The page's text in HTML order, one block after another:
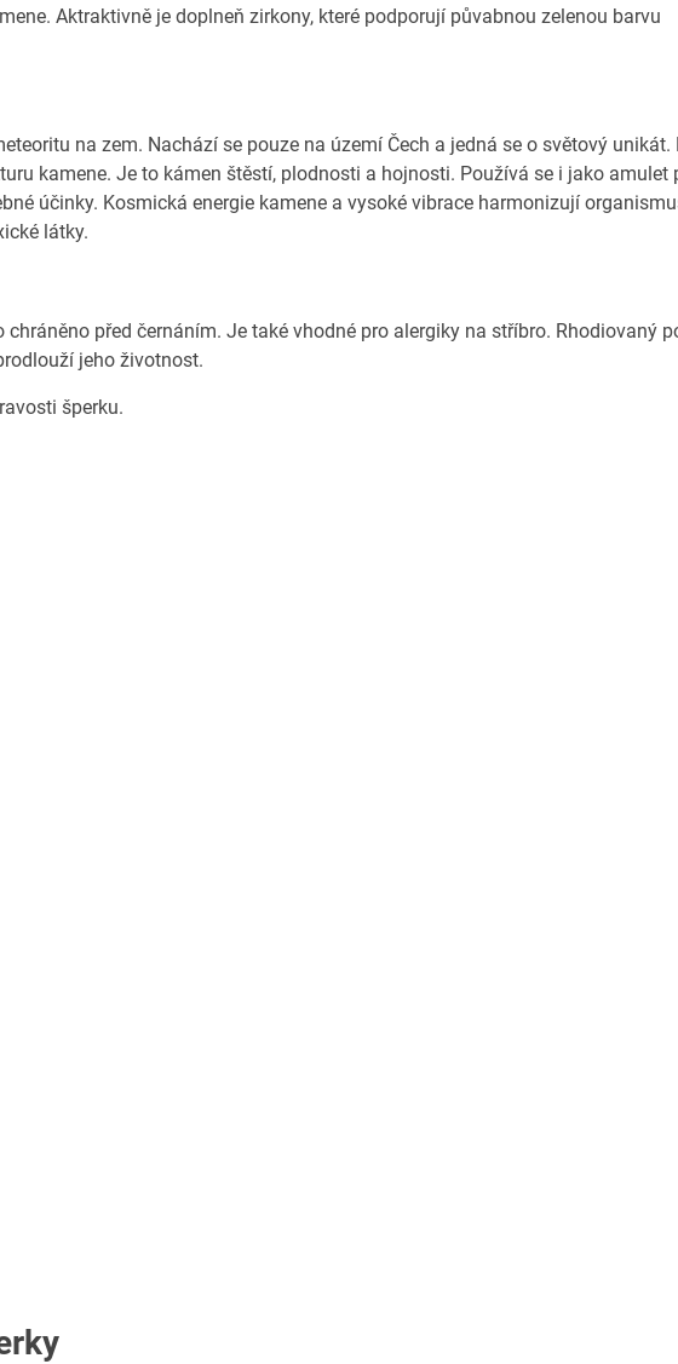
Aktraktivně je doplneň zirkony, které podporují půvabnou zelenou barvu
na zem. Nachází se pouze na území Čech a jedná se o světový unikát.
kamene. Je to kámen štěstí, plodnosti a hojnosti. Používá se i jako amulet
účinky. Kosmická energie kamene a vysoké vibrace harmonizují
látky.
před černáním. Je také vhodné pro alergiky na stříbro. Rhodiovaný
jeho životnost.
šperku.